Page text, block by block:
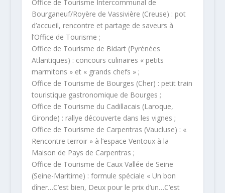
Office de Tourisme Intercommunal de
Bourganeuf/Royère de Vassivière (Creuse) : pot
d’accueil, rencontre et partage de saveurs à
l’Office de Tourisme ;
Office de Tourisme de Bidart (Pyrénées
Atlantiques) : concours culinaires « petits
marmitons » et « grands chefs » ;
Office de Tourisme de Bourges (Cher) : petit train
touristique gastronomique de Bourges ;
Office de Tourisme du Cadillacais (Laroque,
Gironde) : rallye découverte dans les vignes ;
Office de Tourisme de Carpentras (Vaucluse) : «
Rencontre terroir » à l’espace Ventoux à la
Maison de Pays de Carpentras ;
Office de Tourisme de Caux Vallée de Seine
(Seine-Maritime) : formule spéciale « Un bon
dîner…C’est bien, Deux pour le prix d’un…C’est